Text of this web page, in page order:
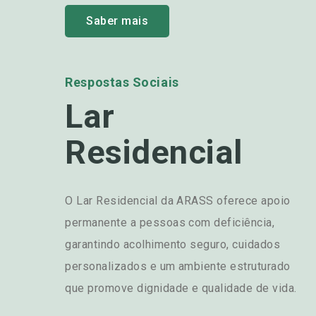
Saber mais
Respostas Sociais
Lar
Residencial
O Lar Residencial da ARASS oferece apoio
permanente a pessoas com deficiência,
garantindo acolhimento seguro, cuidados
personalizados e um ambiente estruturado
que promove dignidade e qualidade de vida.